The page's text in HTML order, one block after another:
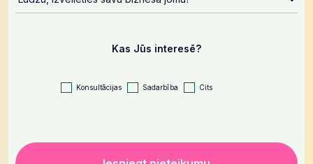
Kas Jūs interesē?
Konsultācijas Sadarbība Cits